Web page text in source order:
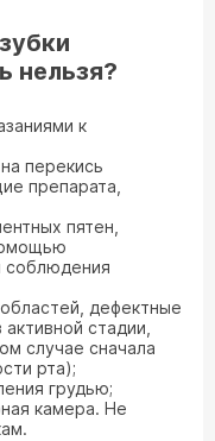
нельзя?
к
перекись
препарата,
пятен,
соблюдения
дефектные
стадии,
случае сначала
рта);
грудью;
камера. Не